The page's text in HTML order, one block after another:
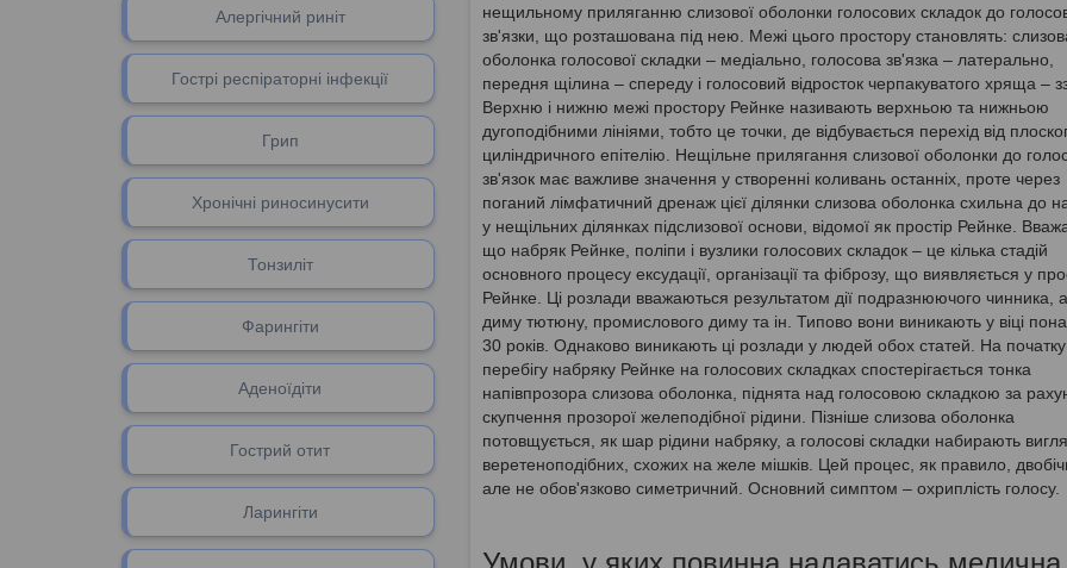
Алергічний риніт
Гострі респіраторні інфекції
Грип
Хронічні риносинусити
Тонзиліт
Фарингіти
Аденоїдіти
Гоcтрий отит
Ларингіти
нещильному приляганню слизової оболонки голосових складок до
зв'язки, що розташована під нею. Межі цього простору становлять:
оболонка голосової складки – медіально, голосова зв'язка – латерально,
передня щілина – спереду і голосовий відросток черпакуватого хряща –
Верхню і нижню межі простору Рейнке називають верхньою та нижньою
дугоподібними лініями, тобто це точки, де відбувається перехід від
циліндричного епітелію. Нещільне прилягання слизової оболонки до
зв'язок має важливе значення у створенні коливань останніх, проте через
поганий лімфатичний дренаж цієї ділянки слизова оболонка схильна до
у нещільних ділянках підслизової основи, відомої як простір Рейнке.
що набряк Рейнке, поліпи і вузлики голосових складок – це кілька стадій
основного процесу ексудації, організації та фіброзу, що виявляється у
Рейнке. Ці розлади вважаються результатом дії подразнюючого чинника,
диму тютюну, промислового диму та ін. Типово вони виникають у віці
30 років. Однаково виникають ці розлади у людей обох статей. На початку
перебігу набряку Рейнке на голосових складках спостерігається тонка
напівпрозора слизова оболонка, піднята над голосовою складкою за
скупчення прозорої желеподібної рідини. Пізніше слизова оболонка
потовщується, як шар рідини набряку, а голосові складки набирають
веретеноподібних, схожих на желе мішків. Цей процес, як правило,
але не обов'язково симетричний. Основний симптом – охриплість голосу.